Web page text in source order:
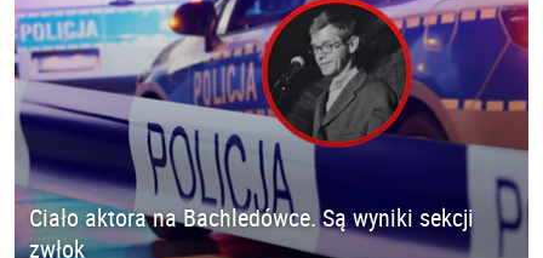
Ciało aktora na Bachledówce. Są wyniki sekcji
zwłok